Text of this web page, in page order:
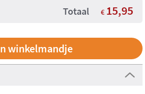
Totaal € 15,95